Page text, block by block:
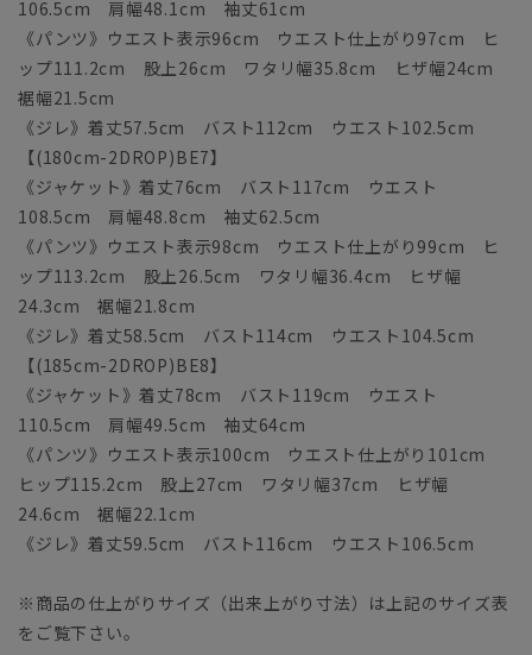
106.5cm 肩幅48.1cm 袖丈61cm
《パンツ》ウエスト表示96cm ウエスト仕上がり97cm ヒ
ップ111.2cm 股上26cm ワタリ幅35.8cm ヒザ幅24cm
裾幅21.5cm
《ジレ》着丈57.5cm バスト112cm ウエスト102.5cm
【(180cm-2DROP)BE7】
《ジャケット》着丈76cm バスト117cm ウエスト
108.5cm 肩幅48.8cm 袖丈62.5cm
《パンツ》ウエスト表示98cm ウエスト仕上がり99cm ヒ
ップ113.2cm 股上26.5cm ワタリ幅36.4cm ヒザ幅
24.3cm 裾幅21.8cm
《ジレ》着丈58.5cm バスト114cm ウエスト104.5cm
【(185cm-2DROP)BE8】
《ジャケット》着丈78cm バスト119cm ウエスト
110.5cm 肩幅49.5cm 袖丈64cm
《パンツ》ウエスト表示100cm ウエスト仕上がり101cm
ヒップ115.2cm 股上27cm ワタリ幅37cm ヒザ幅
24.6cm 裾幅22.1cm
《ジレ》着丈59.5cm バスト116cm ウエスト106.5cm
※商品の仕上がりサイズ（出来上がり寸法）は上記のサイズ表
をご覧下さい。